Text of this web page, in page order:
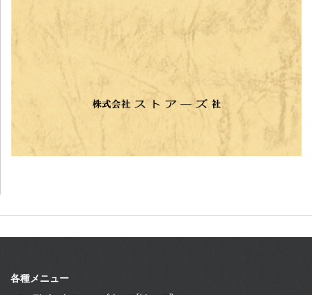
各種メニュー